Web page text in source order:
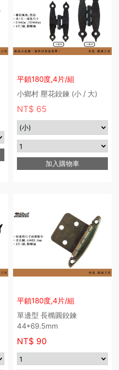
平鎖180度,4片/組
小鄉村 壓花鉸鍊 (小 / 大)
NT$ 65
加入購物車
平鎖180度,4片/組
單邊型 長橢圓鉸鍊
44*69.5mm
NT$ 90